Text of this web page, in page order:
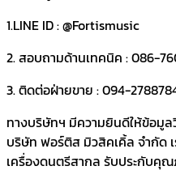
1.LINE ID : @Fortismusic
2. สอบถามด้านเทคนิค : 086-
3. ติดต่อฝ่ายขาย : 094-
ทางบริษัทฯ มีความยินดีให้ข้อมูล
บริษัท ฟอร์ติส มิวสิคเคิ้ล จำกัด
เครื่องดนตรีสากล รับประกับคุ